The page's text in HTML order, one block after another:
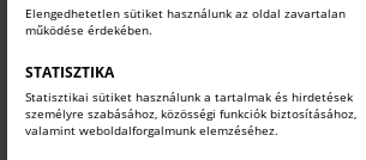
Elengedhetetlen sütiket használunk az oldal zavartalan
működése érdekében.
STATISZTIKA
Statisztikai sütiket használunk a tartalmak és hirdetések
személyre szabásához, közösségi funkciók biztosításához,
valamint weboldalforgalmunk elemzéséhez.